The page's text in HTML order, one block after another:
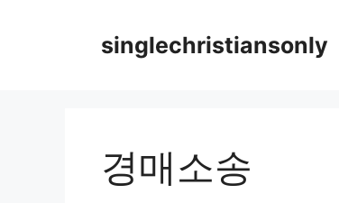
singlechristiansonly
경매소송